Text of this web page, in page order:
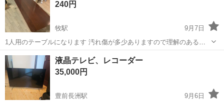
す。
240円
牧駅
9月7日
1人用のテーブルになります 汚れ傷が多少ありますので理解のある方
よろしくお願いします。
大分 大分市 牧駅 オフィス用家具
よろしくお願いします
液晶テレビ、レコーダー
35,000円
豊前長洲駅
9月6日